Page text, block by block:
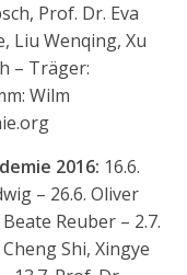
Prof. Dr. Eva
Liu Wenqing, Xu
– Träger:
Wilm
2016: 16.6.
– 26.6. Oliver
Reuber – 2.7.
Shi, Xingye